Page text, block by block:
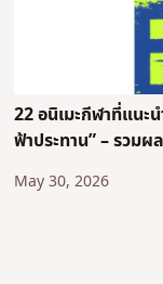
22 อนิเมะกีฬาที่แนะ
ฟ้าประทาน” – รวม
May 30, 2026